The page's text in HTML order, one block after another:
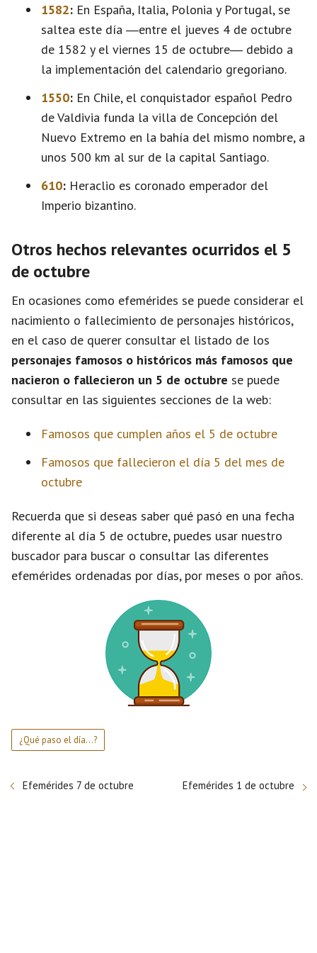
1582: En España, Italia, Polonia y Portugal, se
saltea este día ―entre el jueves 4 de octubre
de 1582 y el viernes 15 de octubre― debido a
la implementación del calendario gregoriano.
1550: En Chile, el conquistador español Pedro
de Valdivia funda la villa de Concepción del
Nuevo Extremo en la bahía del mismo nombre, a
unos 500 km al sur de la capital Santiago.
610: Heraclio es coronado emperador del
Imperio bizantino.
Otros hechos relevantes ocurridos el 5
de octubre
En ocasiones como efemérides se puede considerar el
nacimiento o fallecimiento de personajes históricos,
en el caso de querer consultar el listado de los
personajes famosos o históricos más famosos que
nacieron o fallecieron un 5 de octubre se puede
consultar en las siguientes secciones de la web:
Famosos que cumplen años el 5 de octubre
Famosos que fallecieron el día 5 del mes de
octubre
Recuerda que si deseas saber qué pasó en una fecha
diferente al día 5 de octubre, puedes usar nuestro
buscador para buscar o consultar las diferentes
efemérides ordenadas por días, por meses o por años.
¿Qué paso el día...?
Efemérides 7 de octubre Efemérides 1 de octubre